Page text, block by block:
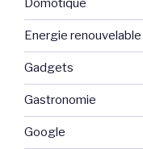
Domotique
Energie renouvelable
Gadgets
Gastronomie
Google